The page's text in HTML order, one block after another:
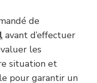
de
avant d’effectuer
les
situation et
pour garantir un